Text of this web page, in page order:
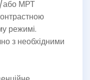
або МРТ
режимі.
з необхідними